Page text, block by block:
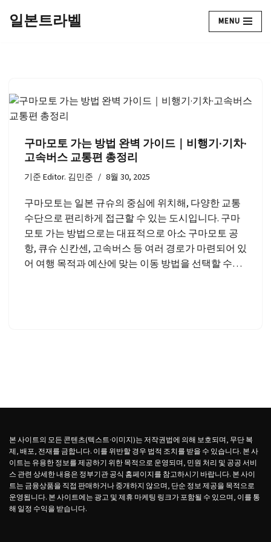
건
뛰
일본트라벨 MENU
구마모토 가는 방법 완벽 가이드｜비행기·기차·
고속버스 교통편 총정리
기준Editor. 김민준 8월 30, 2025
구마모토는 일본 규슈의 중심에 위치해, 다양한 교통
수단으로 편리하게 접근할 수 있는 도시입니다. 구마
모토 가는 방법으로는 대표적으로 아소 구마모토 공
항, 큐슈 신칸센, 고속버스 등 여러 경로가 마련되어 있
어 여행 목적과 예산에 맞는 이동 방법을 선택할 수…
본 사이트의 모든 콘텐츠(텍스트·이미지)는 저작권법에 의해 보호되며, 무단 복
제, 배포, 전재를 금합니다. 이를 위반할 경우 법적 조치를 받을 수 있습니다. 본 사
이트는 유용한 정보를 제공하기 위한 목적으로 운영되며, 민원 처리 및 공공 서비
스 관련 상세한 내용은 정부기관 공식 홈페이지를 참고하시기 바랍니다. 본 사이
트는 금융상품을 직접 판매하거나 중개하지 않으며, 단순 정보 제공을 목적으로
운영됩니다. 본 사이트에는 광고 및 제휴 마케팅 링크가 포함될 수 있으며, 이를 통
해 일정 수익을 받습니다.